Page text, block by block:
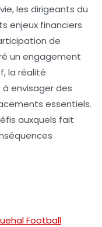
les dirigeants du
enjeux financiers
de
un engagement
la réalité
envisager des
essentiels.
auxquels fait
Football